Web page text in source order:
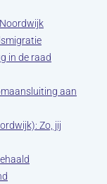
in de raad
aan
Zo, jij